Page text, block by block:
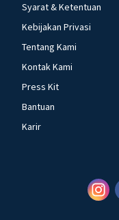
Syarat & Ketentuan
Kebijakan Privasi
Tentang Kami
Kontak Kami
Press Kit
Bantuan
Karir